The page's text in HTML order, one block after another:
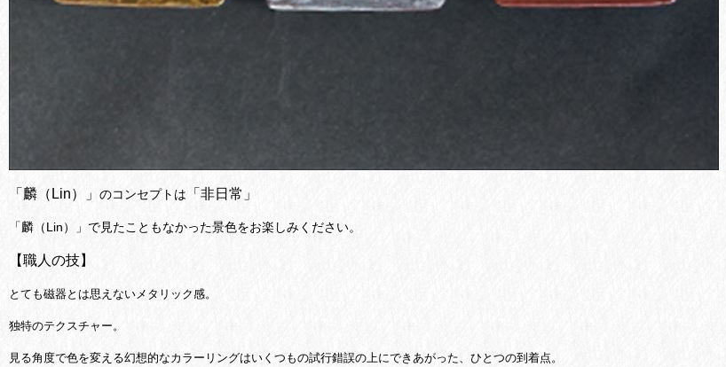
「麟（Lin）」 のコンセプトは 「非日常」
「麟（Lin）」で見たこともなかった景色をお楽しみください。
【職人の技】
とても磁器とは思えないメタリック感。
独特のテクスチャー。
見る角度で色を変える幻想的なカラーリングはいくつもの試行錯誤の上にできあがった、 ひとつの到着点。